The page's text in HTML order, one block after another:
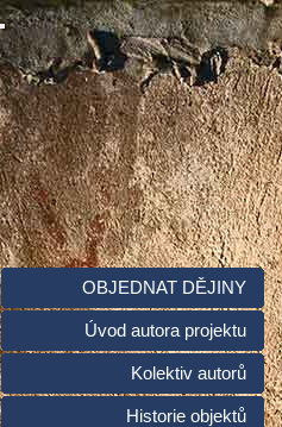
OBJEDNAT DĚJINY
Úvod autora projektu
Kolektiv autorů
Historie objektů